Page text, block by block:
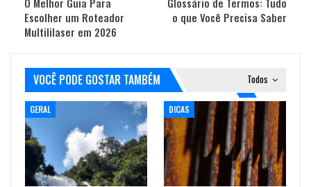
Escolher um Roteador
Multililaser em 2026
o que Você Precisa Saber
Todos
VOCÊ PODE GOSTAR TAMBÉM
GERAL DICAS